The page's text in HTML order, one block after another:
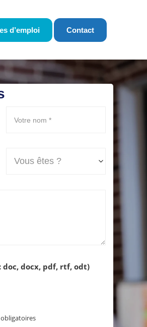
d’emploi Contact
docx, pdf, rtf, odt)